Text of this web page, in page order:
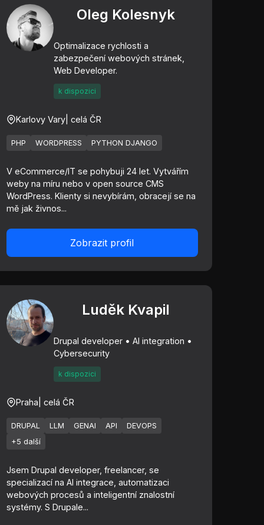
Oleg Kolesnyk
Optimalizace rychlosti a
zabezpečení webových stránek,
Web Developer.
k dispozici
Karlovy Vary| celá ČR
PHP WORDPRESS PYTHON DJANGO
V eCommerce/IT se pohybuji 24 let. Vytvářím
weby na míru nebo v open source CMS
WordPress. Klienty si nevybírám, obracejí se na
mě jak živnos...
Zobrazit profil
Luděk Kvapil
Drupal developer • AI integration •
Cybersecurity
k dispozici
Praha | celá ČR
DRUPAL LLM GENAI API
DEVOPS
+5 další
Jsem Drupal developer, freelancer, se
specializací na AI integrace, automatizaci
webových procesů a inteligentní znalostní
systémy. S Drupale...